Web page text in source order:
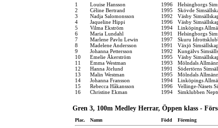
1 Louise Hansson 1996
Helsingborgs
2
Céline Bertrand 1995
Skövde
3
Nadja Salomonsson 1992
Väsby
4
Jaqueline Hippi 1996
Väsby
5
Vilma Ekström 1994
Linköpings
6
Maria Lundahl 1991
Helsingborgs
7
Marlene Pavlu Lewin 1997
Skuru
8
Madelene Andersson 1991
Växjö
9
Johanna Pettersson 1992
Kungälvs
10
Emelie Åkerström 1995
Väsby
11
Emma Westman 1993
Mölndals
12
Hanna Jörlund 1991
Södertörns
13
Malin Westman 1995
Mölndals
14
Johanna Fransson 1994
Linköpings
15
Rebecca Håkansson 1996
Vellinge-Näsets
16
Christine Ekman 1994 Simklubben
Gren 3, 100m Medley Herrar, Öppen klass -
Plac. Namn Född Förening